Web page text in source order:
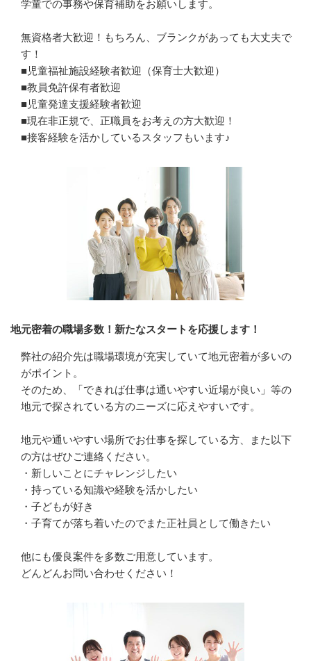
学童での事務や保育補助をお願いします。
無資格者大歓迎！もちろん、ブランクがあっても大丈夫で
す！
■児童福祉施設経験者歓迎（保育士大歓迎）
■教員免許保有者歓迎
■児童発達支援経験者歓迎
■現在非正規で、正職員をお考えの方大歓迎！
■接客経験を活かしているスタッフもいます♪
地元密着の職場多数！新たなスタートを応援します！
弊社の紹介先は職場環境が充実していて地元密着が多いの
がポイント。
そのため、「できれば仕事は通いやすい近場が良い」等の
地元で探されている方のニーズに応えやすいです。
地元や通いやすい場所でお仕事を探している方、また以下
の方はぜひご連絡ください。
・新しいことにチャレンジしたい
・持っている知識や経験を活かしたい
・子どもが好き
・子育てが落ち着いたのでまた正社員として働きたい
他にも優良案件を多数ご用意しています。
どんどんお問い合わせください！